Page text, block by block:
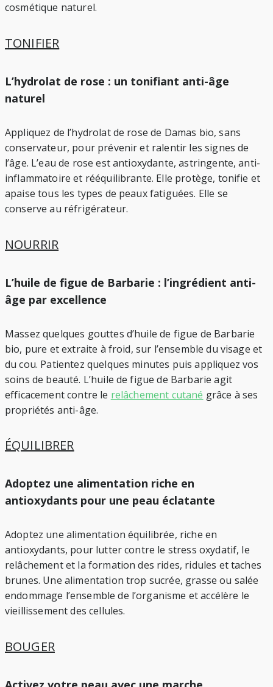
cosmétique naturel.
TONIFIER
L’hydrolat de rose : un tonifiant anti-âge
naturel
Appliquez de l’hydrolat de rose de Damas bio, sans
conservateur, pour prévenir et ralentir les signes de
l’âge. L’eau de rose est antioxydante, astringente, anti-
inflammatoire et rééquilibrante. Elle protège, tonifie et
apaise tous les types de peaux fatiguées. Elle se
conserve au réfrigérateur.
NOURRIR
L’huile de figue de Barbarie : l’ingrédient anti-
âge par excellence
Massez quelques gouttes d’huile de figue de Barbarie
bio, pure et extraite à froid, sur l’ensemble du visage et
du cou. Patientez quelques minutes puis appliquez vos
soins de beauté. L’huile de figue de Barbarie agit
efficacement contre le relâchement cutané grâce à ses
propriétés anti-âge.
ÉQUILIBRER
Adoptez une alimentation riche en
antioxydants pour une peau éclatante
Adoptez une alimentation équilibrée, riche en
antioxydants, pour lutter contre le stress oxydatif, le
relâchement et la formation des rides, ridules et taches
brunes. Une alimentation trop sucrée, grasse ou salée
endommage l’ensemble de l’organisme et accélère le
vieillissement des cellules.
BOUGER